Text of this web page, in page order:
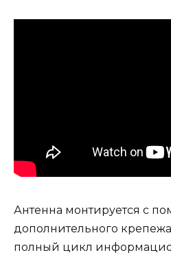
Антенна монтируется с
дополнительного
полный цикл